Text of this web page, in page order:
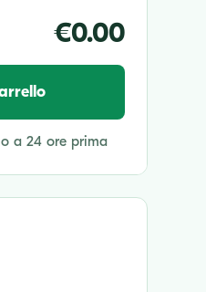
€0.00
a 24 ore prima